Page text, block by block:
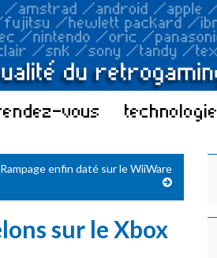
vous technologie
enfin daté sur le WiiWare
sur le Xbox